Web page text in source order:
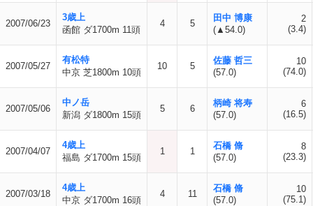
2007/06/23
3歳上
函館 ダ1700m 11頭
4 5
田中 博康
(▲54.0)
2
(3.4)
2007/05/27
有松特
中京 芝1800m 10頭
10 5
佐藤 哲三
(57.0)
10
(74.0)
2007/05/06
中ノ岳
新潟 ダ1800m 15頭
5 6
柄崎 将寿
(57.0)
6
(16.5)
2007/04/07
4歳上
福島 ダ1700m 15頭
1 1
石橋 脩
(57.0)
8
(23.3)
2007/03/18
4歳上
中京 ダ1700m 16頭
4 11
石橋 脩
(57.0)
10
(75.1)